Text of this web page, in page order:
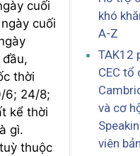
cuối
cuối
thời
6; 24/8;
kể thời
gì.
thuộc
khó
A-Z
TAK12
CEC tổ
và cơ
viên